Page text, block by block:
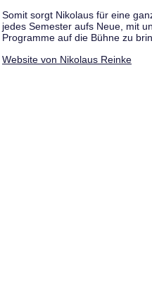
Somit sorgt Nikolaus für eine
jedes Semester aufs Neue, mit
Programme auf die Bühne zu
Website von Nikolaus Reinke